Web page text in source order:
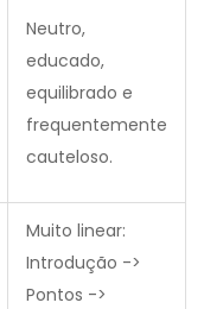
Neutro,
educado,
equilibrado e
frequentemente
cauteloso.
Muito linear:
Introdução ->
Pontos ->